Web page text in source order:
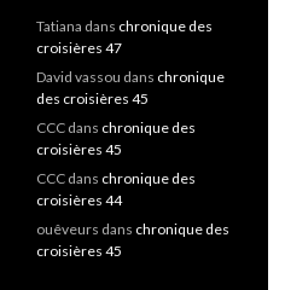
Tatiana dans chronique des
croisières 47
David vassou dans chronique
des croisières 45
CCC dans chronique des
croisières 45
CCC dans chronique des
croisières 44
ouêveurs dans chronique des
croisières 45